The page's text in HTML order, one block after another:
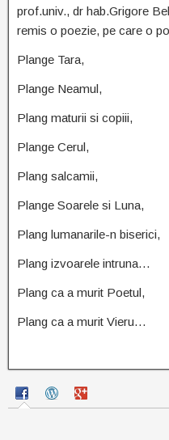
prof.univ., dr hab.Grigore
remis o poezie, pe care o
Plange Tara,
Plange Neamul,
Plang maturii si copiii,
Plange Cerul,
Plang salcamii,
Plange Soarele si Luna,
Plang lumanarile-n biserici,
Plang izvoarele intruna…
Plang ca a murit Poetul,
Plang ca a murit Vieru…